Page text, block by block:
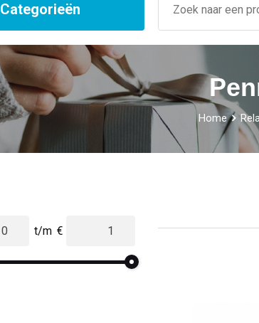
Categorieën
Home
t/m €